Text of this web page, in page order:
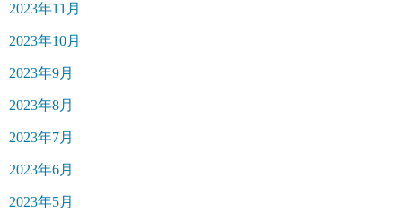
2023年11月
2023年10月
2023年9月
2023年8月
2023年7月
2023年6月
2023年5月